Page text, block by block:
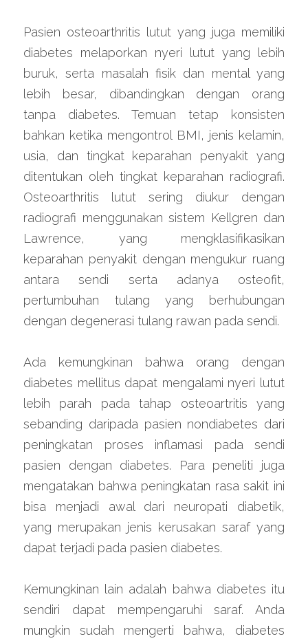
Pasien osteoarthritis lutut yang juga memiliki
diabetes melaporkan nyeri lutut yang lebih
buruk, serta masalah fisik dan mental yang
lebih besar, dibandingkan dengan orang
tanpa diabetes. Temuan tetap konsisten
bahkan ketika mengontrol BMI, jenis kelamin,
usia, dan tingkat keparahan penyakit yang
ditentukan oleh tingkat keparahan radiografi.
Osteoarthritis lutut sering diukur dengan
radiografi menggunakan sistem Kellgren dan
Lawrence, yang mengklasifikasikan
keparahan penyakit dengan mengukur ruang
antara sendi serta adanya osteofit,
pertumbuhan tulang yang berhubungan
dengan degenerasi tulang rawan pada sendi.
Ada kemungkinan bahwa orang dengan
diabetes mellitus dapat mengalami nyeri lutut
lebih parah pada tahap osteoartritis yang
sebanding daripada pasien nondiabetes dari
peningkatan proses inflamasi pada sendi
pasien dengan diabetes. Para peneliti juga
mengatakan bahwa peningkatan rasa sakit ini
bisa menjadi awal dari neuropati diabetik,
yang merupakan jenis kerusakan saraf yang
dapat terjadi pada pasien diabetes.
Kemungkinan lain adalah bahwa diabetes itu
sendiri dapat mempengaruhi saraf. Anda
mungkin sudah mengerti bahwa, diabetes